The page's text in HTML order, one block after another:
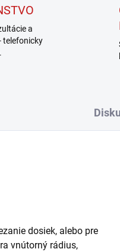
a
telefonicky
dosiek, alebo pre
vnútorný rádius,